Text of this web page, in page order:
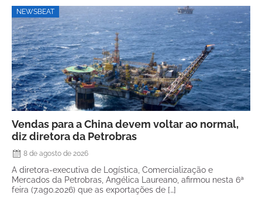
NEWSBEAT
Vendas para a China devem voltar ao normal,
diz diretora da Petrobras
8 de agosto de 2026
A diretora-executiva de Logística, Comercialização e
Mercados da Petrobras, Angélica Laureano, afirmou nesta 6ª
feira (7.ago.2026) que as exportações de […]